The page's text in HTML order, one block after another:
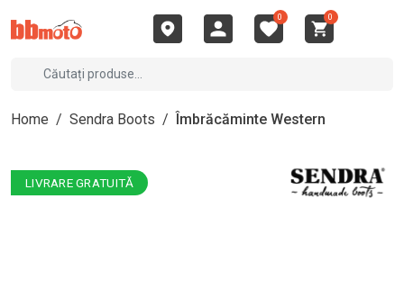
0 0
Home / Sendra Boots / Îmbrăcăminte Western
LIVRARE GRATUITĂ